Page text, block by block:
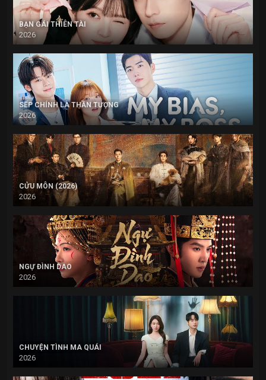
BẠN GÁI THIÊN TÀI
2026
SẾP CHÍNH LÀ THẦN TƯỢNG
2026
CỬU MÔN (2026)
2026
NGỰ ĐÌNH DAO
2026
CHUYỆN TÌNH MA QUÁI
2026